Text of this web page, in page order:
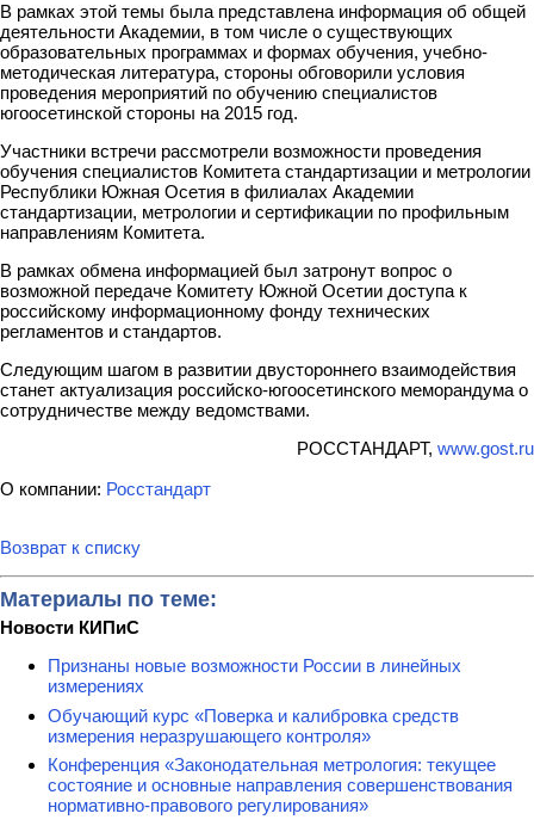
В рамках этой темы была представлена информация об общей
деятельности Академии, в том числе о существующих
образовательных программах и формах обучения, учебно-
методическая литература, стороны обговорили условия
проведения мероприятий по обучению специалистов
югоосетинской стороны на 2015 год.
Участники встречи рассмотрели возможности проведения
обучения специалистов Комитета стандартизации и метрологии
Республики Южная Осетия в филиалах Академии
стандартизации, метрологии и сертификации по профильным
направлениям Комитета.
В рамках обмена информацией был затронут вопрос о
возможной передаче Комитету Южной Осетии доступа к
российскому информационному фонду технических
регламентов и стандартов.
Следующим шагом в развитии двустороннего взаимодействия
станет актуализация российско-югоосетинского меморандума о
сотрудничестве между ведомствами.
РОССТАНДАРТ, www.gost.ru
О компании: Росстандарт
Возврат к списку
Материалы по теме:
Новости КИПиС
Признаны новые возможности России в линейных
измерениях
Обучающий курс «Поверка и калибровка средств
измерения неразрушающего контроля»
Конференция «Законодательная метрология: текущее
состояние и основные направления совершенствования
нормативно-правового регулирования»